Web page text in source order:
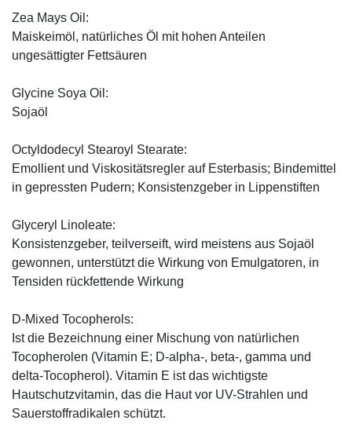
Zea Mays Oil:
Maiskeimöl, natürliches Öl mit hohen Anteilen
ungesättigter Fettsäuren
Glycine Soya Oil:
Sojaöl
Octyldodecyl Stearoyl Stearate:
Emollient und Viskositätsregler auf Esterbasis; Bindemittel
in gepressten Pudern; Konsistenzgeber in Lippenstiften
Glyceryl Linoleate:
Konsistenzgeber, teilverseift, wird meistens aus Sojaöl
gewonnen, unterstützt die Wirkung von Emulgatoren, in
Tensiden rückfettende Wirkung
D-Mixed Tocopherols:
Ist die Bezeichnung einer Mischung von natürlichen
Tocopherolen (Vitamin E; D-alpha-, beta-, gamma und
delta-Tocopherol). Vitamin E ist das wichtigste
Hautschutzvitamin, das die Haut vor UV-Strahlen und
Sauerstoffradikalen schützt.